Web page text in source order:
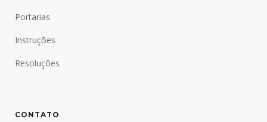
Portarias
Instruções
Resoluções
CONTATO